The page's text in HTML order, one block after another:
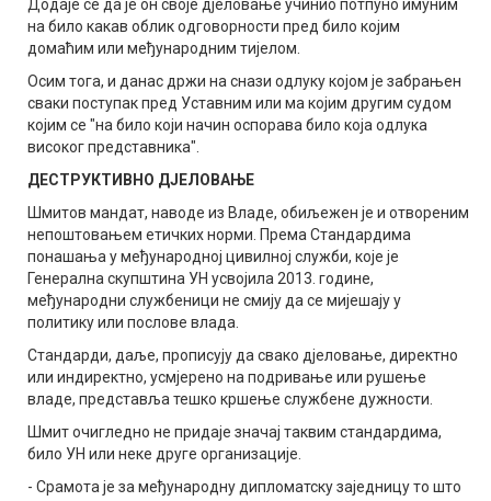
Додаје се да је он своје дјеловање учинио потпуно имуним
на било какав облик одговорности пред било којим
домаћим или међународним тијелом.
Осим тога, и данас држи на снази одлуку којом је забрањен
сваки поступак пред Уставним или ма којим другим судом
којим се "на било који начин оспорава било која одлука
високог представника".
ДЕСТРУКТИВНО ДЈЕЛОВАЊЕ
Шмитов мандат, наводе из Владе, обиљежен је и отвореним
непоштовањем етичких норми. Према Стандардима
понашања у међународној цивилној служби, које је
Генерална скупштина УН усвојила 2013. године,
међународни службеници не смију да се мијешају у
политику или послове влада.
Стандарди, даље, прописују да свако дјеловање, директно
или индиректно, усмјерено на подривање или рушење
владе, представља тешко кршење службене дужности.
Шмит очигледно не придаје значај таквим стандардима,
било УН или неке друге организације.
- Срамота је за међународну дипломатску заједницу то што